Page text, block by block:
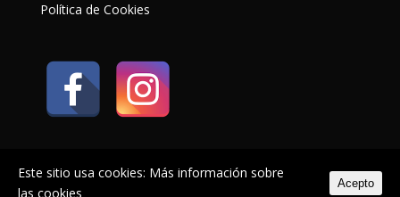
Política de Cookies
Este sitio usa cookies: Más información sobre
las cookies
Acepto